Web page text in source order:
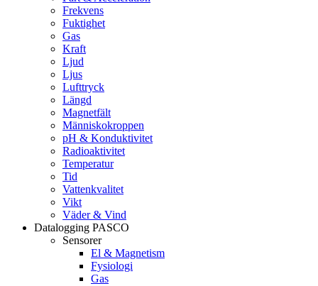
Frekvens
Fuktighet
Gas
Kraft
Ljud
Ljus
Lufttryck
Längd
Magnetfält
Människokroppen
pH & Konduktivitet
Radioaktivitet
Temperatur
Tid
Vattenkvalitet
Vikt
Väder & Vind
Datalogging PASCO
Sensorer
El & Magnetism
Fysiologi
Gas